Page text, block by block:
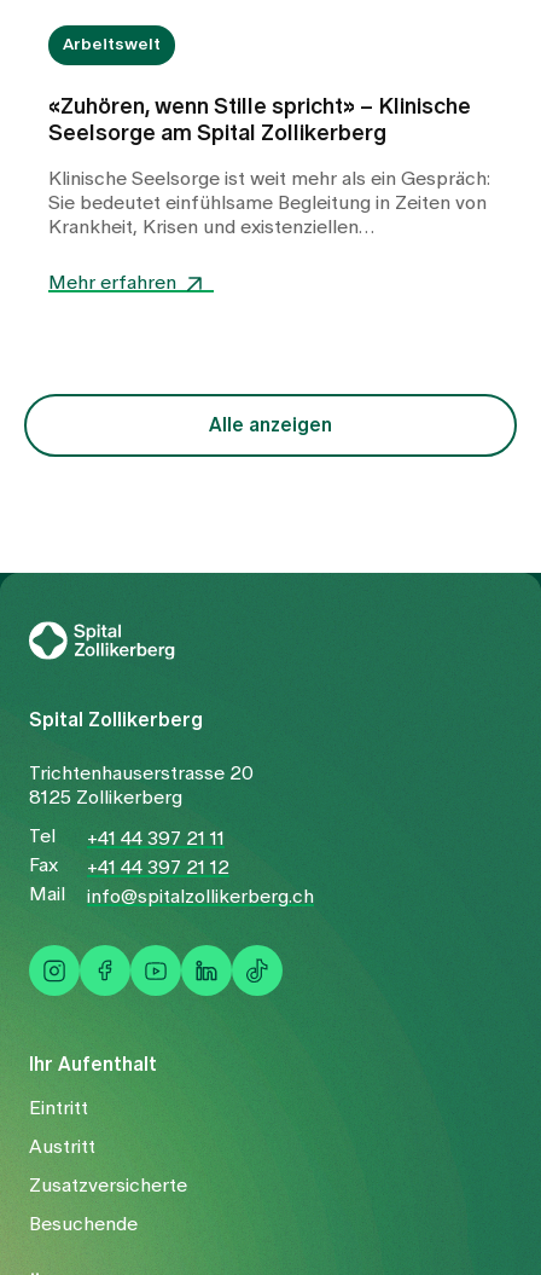
Arbeitswelt
«Zuhören, wenn Stille spricht» – Klinische
Seelsorge am Spital Zollikerberg
Klinische Seelsorge ist weit mehr als ein Gespräch:
Sie bedeutet einfühlsame Begleitung in Zeiten von
Krankheit, Krisen und existenziellen
Pfarrerin Sabine Schneider von ihren Erfahrungen
Orientierung zu schenken.
Mehr erfahren
Alle anzeigen
Ihr Aufenthalt
Eintritt
Austritt
Zusatzversicherte
Besuchende
Spital Zollikerberg
Trichtenhauserstrasse 20
8125 Zollikerberg
Tel
+41 44 397 21 11
Fax
+41 44 397 21 12
Mail
info@spitalzollikerberg.ch